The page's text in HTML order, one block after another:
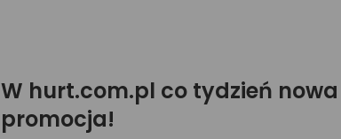
W hurt.com.pl co tydzień nowa
promocja!